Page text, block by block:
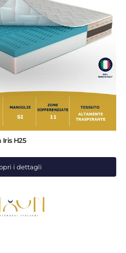
H25
i dettagli